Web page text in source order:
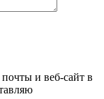
и веб-сайт в